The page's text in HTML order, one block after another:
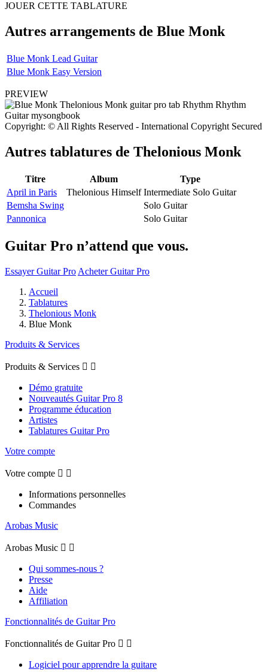
JOUER CETTE TABLATURE
Autres arrangements de Blue Monk
Blue Monk Lead Guitar
Blue Monk Easy Version
PREVIEW
Copyright: © All Rights Reserved - International Copyright Secured
Autres tablatures de Thelonious Monk
Titre Album
Type
April in Paris
Thelonious Himself Intermediate Solo Guitar
Bemsha Swing
Solo Guitar
Pannonica
Solo Guitar
Guitar Pro n’attend que vous.
Essayer Guitar Pro Acheter Guitar Pro
Accueil
Tablatures
Thelonious Monk
Blue Monk
Produits & Services
Produits & Services  
Démo gratuite
Nouveautés Guitar Pro 8
Programme éducation
Artistes
Tablatures Guitar Pro
Votre compte
Votre compte  
Informations personnelles
Commandes
Arobas Music
Arobas Music  
Qui sommes-nous ?
Presse
Aide
Affiliation
Fonctionnalités de Guitar Pro
Fonctionnalités de Guitar Pro  
Logiciel pour apprendre la guitare